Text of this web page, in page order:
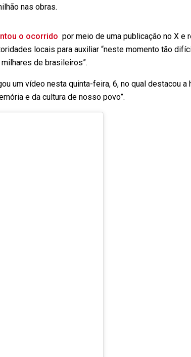
nas obras.
o ocorrido por meio de uma publicação no X e
locais para auxiliar “neste momento tão
de brasileiros”.
um vídeo nesta quinta-feira, 6, no qual destacou a
e da cultura de nosso povo”.